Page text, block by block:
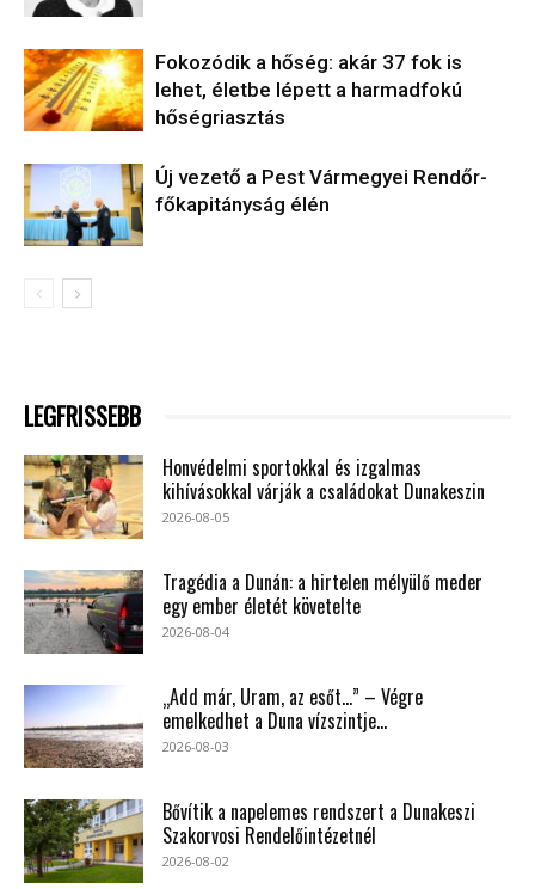
Fokozódik a hőség: akár 37 fok is
lehet, életbe lépett a harmadfokú
hőségriasztás
Új vezető a Pest Vármegyei Rendőr-
főkapitányság élén
LEGFRISSEBB
Honvédelmi sportokkal és izgalmas
kihívásokkal várják a családokat Dunakeszin
2026-08-05
Tragédia a Dunán: a hirtelen mélyülő meder
egy ember életét követelte
2026-08-04
„Add már, Uram, az esőt…” – Végre
emelkedhet a Duna vízszintje...
2026-08-03
Bővítik a napelemes rendszert a Dunakeszi
Szakorvosi Rendelőintézetnél
2026-08-02